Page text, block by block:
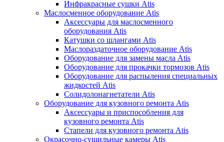
Инфракрасные сушки Atis
Маслосменное оборудование Atis
Аксессуары для маслосменного
оборудования Atis
Катушки со шлангами Atis
Маслораздаточное оборудование Atis
Оборудование для замены масла Atis
Оборудование для прокачки тормозов Atis
Оборудование для распыления специальных
жидкостей Atis
Солидолонагнетатели Atis
Оборудование для кузовного ремонта Atis
Аксессуары и приспособления для
кузовного ремонта Atis
Стапели для кузовного ремонта Atis
Окрасочно-сушильные камеры Atis